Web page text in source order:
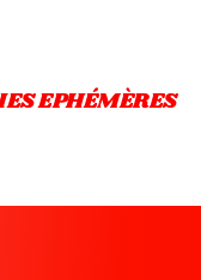
EPHÉMÈRES